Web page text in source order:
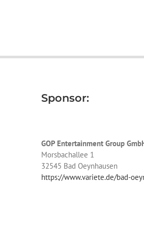
Sponsor:
GOP Entertainment Group
Morsbachallee 1
32545 Bad Oeynhausen
https://www.variete.de/bad-